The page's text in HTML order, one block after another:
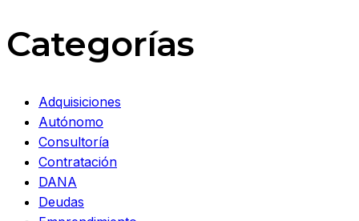
Categorías
Adquisiciones
Autónomo
Consultoría
Contratación
DANA
Deudas